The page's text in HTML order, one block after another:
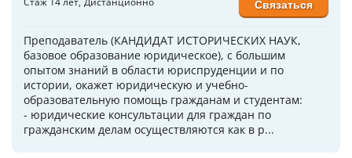
Преподаватель (КАНДИДАТ ИСТОРИЧЕСКИХ НАУК,
базовое образование юридическое), с большим
опытом знаний в области юриспруденции и по
истории, окажет юридическую и учебно-
образовательную помощь гражданам и студентам:
- юридические консультации для граждан по
гражданским делам осуществляются как в р...
Связаться